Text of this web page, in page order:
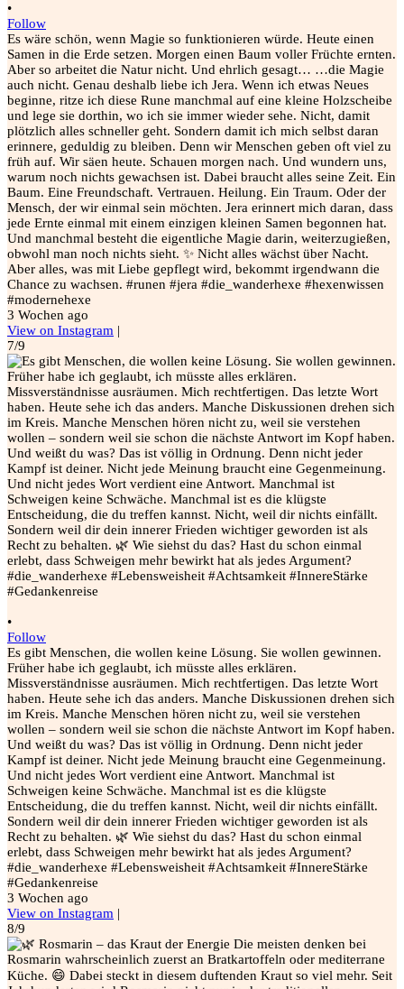
•
Follow
Es wäre schön, wenn Magie so funktionieren würde. Heute einen
Samen in die Erde setzen. Morgen einen Baum voller Früchte ernten.
Aber so arbeitet die Natur nicht. Und ehrlich gesagt… …die Magie
auch nicht. Genau deshalb liebe ich Jera. Wenn ich etwas Neues
beginne, ritze ich diese Rune manchmal auf eine kleine Holzscheibe
und lege sie dorthin, wo ich sie immer wieder sehe. Nicht, damit
plötzlich alles schneller geht. Sondern damit ich mich selbst daran
erinnere, geduldig zu bleiben. Denn wir Menschen geben oft viel zu
früh auf. Wir säen heute. Schauen morgen nach. Und wundern uns,
warum noch nichts gewachsen ist. Dabei braucht alles seine Zeit. Ein
Baum. Eine Freundschaft. Vertrauen. Heilung. Ein Traum. Oder der
Mensch, der wir einmal sein möchten. Jera erinnert mich daran, dass
jede Ernte einmal mit einem einzigen kleinen Samen begonnen hat.
Und manchmal besteht die eigentliche Magie darin, weiterzugießen,
obwohl man noch nichts sieht. ✨ Nicht alles wächst über Nacht.
Aber alles, was mit Liebe gepflegt wird, bekommt irgendwann die
Chance zu wachsen. #runen #jera #die_wanderhexe #hexenwissen
#modernehexe
3 Wochen ago
View on Instagram |
7/9
•
Follow
Es gibt Menschen, die wollen keine Lösung. Sie wollen gewinnen.
Früher habe ich geglaubt, ich müsste alles erklären.
Missverständnisse ausräumen. Mich rechtfertigen. Das letzte Wort
haben. Heute sehe ich das anders. Manche Diskussionen drehen sich
im Kreis. Manche Menschen hören nicht zu, weil sie verstehen
wollen – sondern weil sie schon die nächste Antwort im Kopf haben.
Und weißt du was? Das ist völlig in Ordnung. Denn nicht jeder
Kampf ist deiner. Nicht jede Meinung braucht eine Gegenmeinung.
Und nicht jedes Wort verdient eine Antwort. Manchmal ist
Schweigen keine Schwäche. Manchmal ist es die klügste
Entscheidung, die du treffen kannst. Nicht, weil dir nichts einfällt.
Sondern weil dir dein innerer Frieden wichtiger geworden ist als
Recht zu behalten. 🌿 Wie siehst du das? Hast du schon einmal
erlebt, dass Schweigen mehr bewirkt hat als jedes Argument?
#die_wanderhexe #Lebensweisheit #Achtsamkeit #InnereStärke
#Gedankenreise
3 Wochen ago
View on Instagram |
8/9